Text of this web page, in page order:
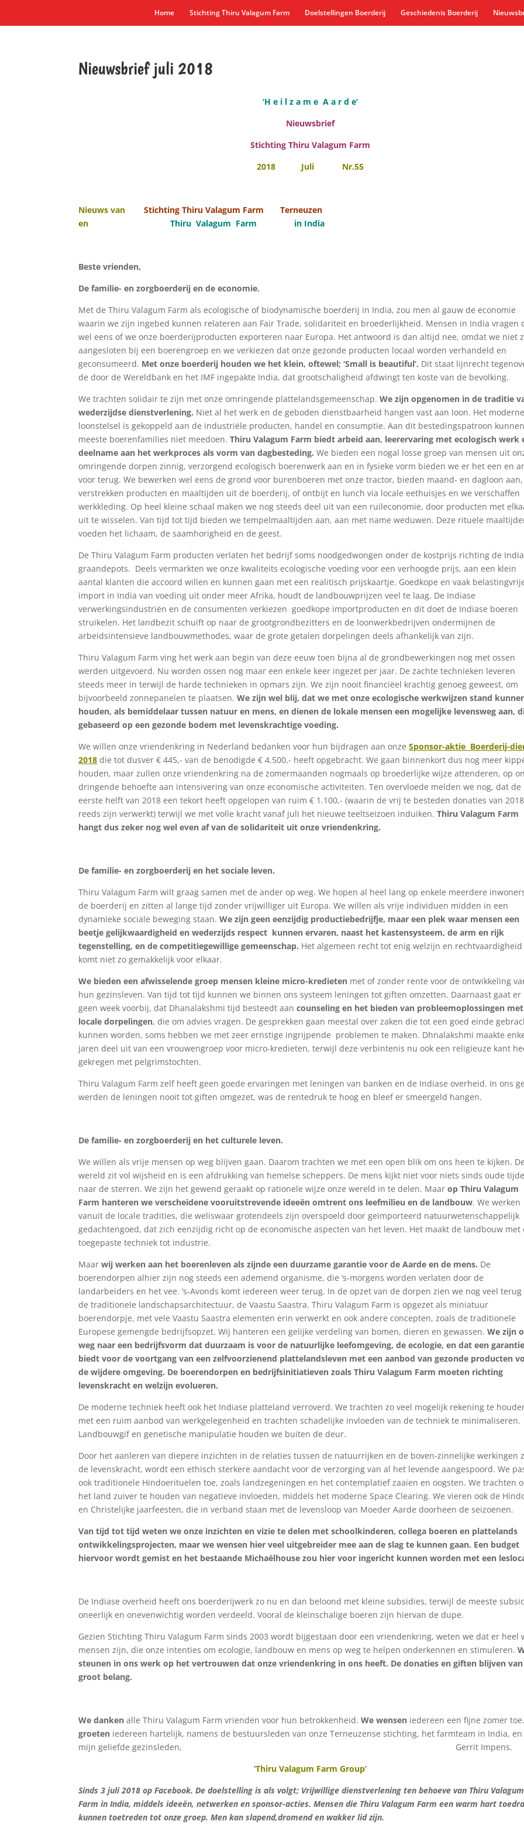
Home Stichting Thiru Valagum Farm Doelstellingen Boerderij Geschiedenis Boerderij
Nieuwsbrief juli 2018
‘H e i l z a m e A a r d e’
Nieuwsbrief
Stichting Thiru Valagum Farm
2018 Juli Nr.55
Nieuws van
Stichting Thiru Valagum Farm Terneuzen
en
Thiru Valagum Farm in India
Beste vrienden,
De familie- en zorgboerderij en de economie.
Met de Thiru Valagum Farm als ecologische of biodynamische boerderij in India, zou men al gauw de economie
waarin we zijn ingebed kunnen relateren aan Fair Trade, solidariteit en broederlijkheid. Mensen in India vragen
wel eens of we onze boerderijproducten exporteren naar Europa. Het antwoord is dan altijd nee, omdat we niet
aangesloten bij een boerengroep en we verkiezen dat onze gezonde producten locaal worden verhandeld en
geconsumeerd. Met onze boerderij houden we het klein, oftewel; ‘Small is beautiful’. Dit staat lijnrecht
de door de Wereldbank en het IMF ingepakte India, dat grootschaligheid afdwingt ten koste van de bevolking.
We trachten solidair te zijn met onze omringende plattelandsgemeenschap.We zijn opgenomen in de traditie
wederzijdse dienstverlening. Niet al het werk en de geboden dienstbaarheid hangen vast aan loon. Het moderne
loonstelsel is gekoppeld aan de industriële producten, handel en consumptie. Aan dit bestedingspatroon
meeste boerenfamilies niet meedoen.Thiru Valagum Farm biedt arbeid aan, leerervaring met ecologisch werk
deelname aan het werkproces als vorm van dagbesteding. We bieden een nogal losse groep van mensen uit
omringende dorpen zinnig, verzorgend ecologisch boerenwerk aan en in fysieke vorm bieden we er het een en
voor terug. We bewerken wel eens de grond voor burenboeren met onze tractor, bieden maand- en dagloon aan,
verstrekken producten en maaltijden uit de boerderij, of ontbijt en lunch via locale eethuisjes en we verschaffen
werkkleding. Op heel kleine schaal maken we nog steeds deel uit van een ruileconomie, door producten met
uit te wisselen. Van tijd tot tijd bieden we tempelmaaltijden aan, aan met name weduwen. Deze rituele
voeden het lichaam, de saamhorigheid en de geest.
De Thiru Valagum Farm producten verlaten het bedrijf soms noodgedwongen onder de kostprijs richting de
graandepots. Deels vermarkten we onze kwaliteits ecologische voeding voor een verhoogde prijs, aan een klein
aantal klanten die accoord willen en kunnen gaan met een realitisch prijskaartje. Goedkope en vaak
import in India van voeding uit onder meer Afrika, houdt de landbouwprijzen veel te laag. De Indiase
verwerkingsindustriën en de consumenten verkiezen goedkope importproducten en dit doet de Indiase boeren
struikelen. Het landbezit schuift op naar de grootgrondbezitters en de loonwerkbedrijven ondermijnen de
arbeidsintensieve landbouwmethodes, waar de grote getalen dorpelingen deels afhankelijk van zijn.
Thiru Valagum Farm ving het werk aan begin van deze eeuw toen bijna al de grondbewerkingen nog met ossen
werden uitgevoerd. Nu worden ossen nog maar een enkele keer ingezet per jaar. De zachte technieken leveren
steeds meer in terwijl de harde technieken in opmars zijn. We zijn nooit financiëel krachtig genoeg geweest, om
bijvoorbeeld zonnepanelen te plaatsen.We zijn wel blij, dat we met onze ecologische werkwijzen stand
houden, als bemiddelaar tussen natuur en mens, en dienen de lokale mensen een mogelijke levensweg aan,
gebaseerd op een gezonde bodem met levenskrachtige voeding.
We willen onze vriendenkring in Nederland bedanken voor hun bijdragen aan onzeSponsor-aktie Boerderij-
2018 die tot dusver € 445,- van de benodigde € 4.500,- heeft opgebracht. We gaan binnenkort dus nog meer
houden, maar zullen onze vriendenkring na de zomermaanden nogmaals op broederlijke wijze attenderen, op
dringende behoefte aan intensivering van onze economische activiteiten. Ten overvloede melden we nog, dat de
eerste helft van 2018 een tekort heeft opgelopen van ruim € 1.100,- (waarin de vrij te besteden donaties van 2018
reeds zijn verwerkt) terwijl we met volle kracht vanaf juli het nieuwe teeltseizoen induiken.Thiru Valagum Farm
hangt dus zeker nog wel even af van de solidariteit uit onze vriendenkring.
De familie- en zorgboerderij en het sociale leven.
Thiru Valagum Farm wilt graag samen met de ander op weg. We hopen al heel lang op enkele meerdere
de boerderij en zitten al lange tijd zonder vrijwilliger uit Europa. We willen als vrije individuen midden in een
dynamieke sociale beweging staan.We zijn geen eenzijdig productiebedrijfje, maar een plek waar mensen een
beetje gelijkwaardigheid en wederzijds respect kunnen ervaren, naast het kastensysteem, de arm en rijk
tegenstelling, en de competitiegewillige gemeenschap. Het algemeen recht tot enig welzijn en rechtvaardigheid
komt niet zo gemakkelijk voor elkaar.
We bieden een afwisselende groep mensen kleine micro-kredieten met of zonder rente voor de ontwikkeling
hun gezinsleven. Van tijd tot tijd kunnen we binnen ons systeem leningen tot giften omzetten. Daarnaast gaat er
geen week voorbij, dat Dhanalakshmi tijd besteedt aancounseling en het bieden van probleemoplossingen met
locale dorpelingen, die om advies vragen. De gesprekken gaan meestal over zaken die tot een goed einde
kunnen worden, soms hebben we met zeer ernstige ingrijpende problemen te maken. Dhnalakshmi maakte
jaren deel uit van een vrouwengroep voor micro-kredieten, terwijl deze verbintenis nu ook een religieuze kant
gekregen met pelgrimstochten.
Thiru Valagum Farm zelf heeft geen goede ervaringen met leningen van banken en de Indiase overheid. In ons
werden de leningen nooit tot giften omgezet, was de rentedruk te hoog en bleef er smeergeld hangen.
De familie- en zorgboerderij en het culturele leven.
We willen als vrije mensen op weg blijven gaan. Daarom trachten we met een open blik om ons heen te kijken. De
wereld zit vol wijsheid en is een afdrukking van hemelse scheppers. De mens kijkt niet voor niets sinds oude
naar de sterren. We zijn het gewend geraakt op rationele wijze onze wereld in te delen. Maarop Thiru Valagum
Farm hanteren we verscheidene vooruitstrevende ideeën omtrent ons leefmilieu en de landbouw. We werken
vanuit de locale tradities, die weliswaar grotendeels zijn overspoeld door geïmporteerd natuurwetenschappelijk
gedachtengoed, dat zich eenzijdig richt op de economische aspecten van het leven. Het maakt de landbouw met
toegepaste techniek tot industrie.
Maarwij werken aan het boerenleven als zijnde een duurzame garantie voor de Aarde en de mens. De
boerendorpen alhier zijn nog steeds een ademend organisme, die ‘s-morgens worden verlaten door de
landarbeiders en het vee. ‘s-Avonds komt iedereen weer terug. In de opzet van de dorpen zien we nog veel terug
de traditionele landschapsarchitectuur, de Vaastu Saastra. Thiru Valagum Farm is opgezet als miniatuur
boerendorpje, met vele Vaastu Saastra elementen erin verwerkt en ook andere concepten, zoals de traditionele
Europese gemengde bedrijfsopzet. Wij hanteren een gelijke verdeling van bomen, dieren en gewassen.We zijn
weg naar een bedrijfsvorm dat duurzaam is voor de natuurlijke leefomgeving, de ecologie, en dat een garantie
biedt voor de voortgang van een zelfvoorzienend plattelandsleven met een aanbod van gezonde producten
de wijdere omgeving. De boerendorpen en bedrijfsinitiatieven zoals Thiru Valagum Farm moeten richting
levenskracht en welzijn evolueren.
De moderne techniek heeft ook het Indiase platteland verroverd. We trachten zo veel mogelijk rekening te
met een ruim aanbod van werkgelegenheid en trachten schadelijke invloeden van de techniek te minimaliseren.
Landbouwgif en genetische manipulatie houden we buiten de deur.
Door het aanleren van diepere inzichten in de relaties tussen de natuurrijken en de boven-zinnelijke werkingen
de levenskracht, wordt een ethisch sterkere aandacht voor de verzorging van al het levende aangespoord. We
ook traditionele Hindoerituelen toe, zoals landzegeningen en het contemplatief zaaien en oogsten. We trachten
het land zuiver te houden van negatieve invloeden, middels het moderne Space Clearing. We vieren ook de
en Christelijke jaarfeesten, die in verband staan met de levensloop van Moeder Aarde doorheen de seizoenen.
Van tijd tot tijd weten we onze inzichten en vizie te delen met schoolkinderen, collega boeren en plattelands
ontwikkelingsprojecten, maar we wensen hier veel uitgebreider mee aan de slag te kunnen gaan. Een budget
hiervoor wordt gemist en het bestaande Michaëlhouse zou hier voor ingericht kunnen worden met een
De Indiase overheid heeft ons boerderijwerk zo nu en dan beloond met kleine subsidies, terwijl de meeste
oneerlijk en onevenwichtig worden verdeeld. Vooral de kleinschalige boeren zijn hiervan de dupe.
Gezien Stichting Thiru Valagum Farm sinds 2003 wordt bijgestaan door een vriendenkring, weten we dat er heel
mensen zijn, die onze intenties om ecologie, landbouw en mens op weg te helpen onderkennen en stimuleren.
steunen in ons werk op het vertrouwen dat onze vriendenkring in ons heeft. De donaties en giften blijven van
groot belang.
We danken alle Thiru Valagum Farm vrienden voor hun betrokkenheid.We wensen iedereen een fijne zomer
groeten iedereen hartelijk, namens de bestuursleden van onze Terneuzense stichting, het farmteam in India, en
mijn geliefde gezinsleden, Gerrit Impens.
‘Thiru Valagum Farm Group’
Sinds 3 juli 2018 op Facebook. De doelstelling is als volgt; Vrijwillige dienstverlening ten behoeve van Thiru Valagum
Farm in India, middels ideeën, netwerken en sponsor-acties. Mensen die Thiru Valagum Farm een warm hart
kunnen toetreden tot onze groep.Men kan slapend,dromend en wakker lid zijn.